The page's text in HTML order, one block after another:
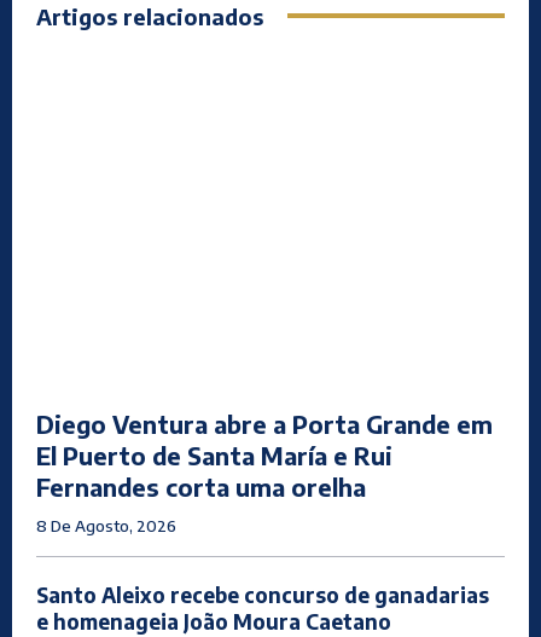
Artigos relacionados
Diego Ventura abre a Porta Grande em
El Puerto de Santa María e Rui
Fernandes corta uma orelha
8 De Agosto, 2026
Santo Aleixo recebe concurso de ganadarias
e homenageia João Moura Caetano